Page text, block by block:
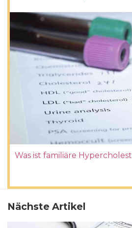
Was ist familiäre
Nächste Artikel